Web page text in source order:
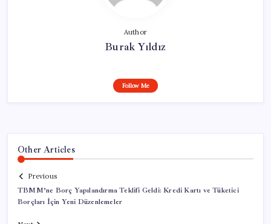
Author
Burak Yıldız
Follow Me
Other Articles
Previous
TBMM’ne Borç Yapılandırma Teklifi Geldi: Kredi Kartı ve Tüketici
Borçları İçin Yeni Düzenlemeler